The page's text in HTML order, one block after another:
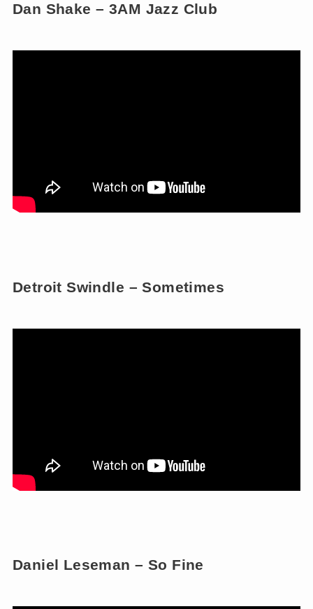
Dan Shake – 3AM Jazz Club
Detroit Swindle – Sometimes
Daniel Leseman – So Fine